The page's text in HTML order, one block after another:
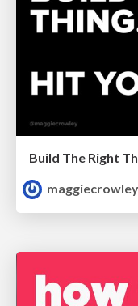
Build The Right
maggiecrowley